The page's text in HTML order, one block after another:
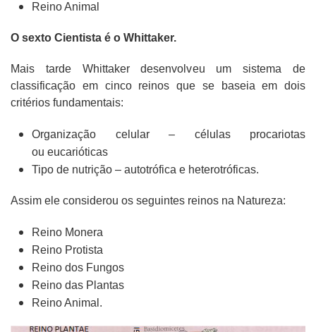
Reino Animal
O sexto Cientista é o Whittaker.
Mais tarde Whittaker desenvolveu um sistema de
classificação em cinco reinos que se baseia em dois
critérios fundamentais:
Organização celular – células procariotas
ou eucarióticas
Tipo de nutrição – autotrófica e heterotróficas.
Assim ele considerou os seguintes reinos na Natureza:
Reino Monera
Reino Protista
Reino dos Fungos
Reino das Plantas
Reino Animal.